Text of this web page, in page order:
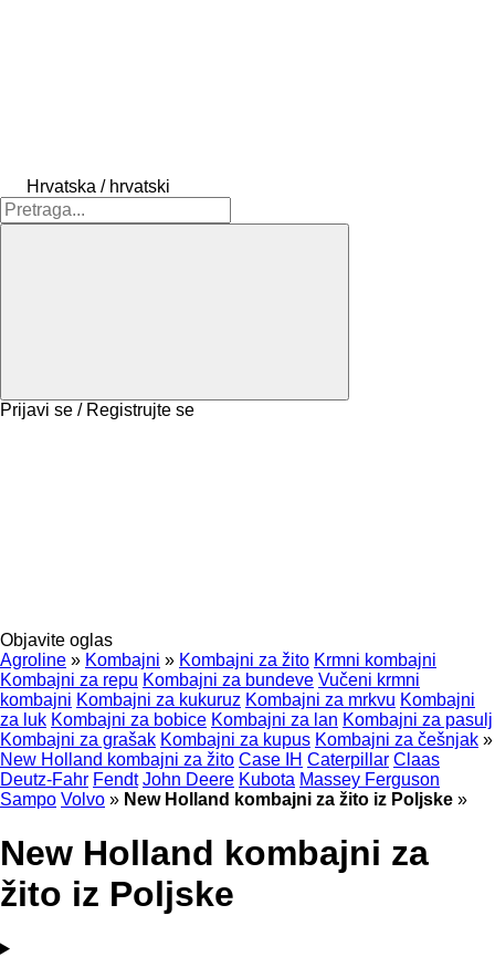
Hrvatska / hrvatski
Prijavi se / Registrujte se
Objavite oglas
Agroline » Kombajni » Kombajni za žito Krmni kombajni
Kombajni za repu Kombajni za bundeve Vučeni krmni
kombajni Kombajni za kukuruz Kombajni za mrkvu Kombajni
za luk Kombajni za bobice Kombajni za lan Kombajni za pasulj
Kombajni za grašak Kombajni za kupus Kombajni za češnjak »
New Holland kombajni za žito Case IH Caterpillar Claas
Deutz-Fahr Fendt John Deere Kubota Massey Ferguson
Sampo Volvo » New Holland kombajni za žito iz Poljske »
New Holland kombajni za
žito iz Poljske